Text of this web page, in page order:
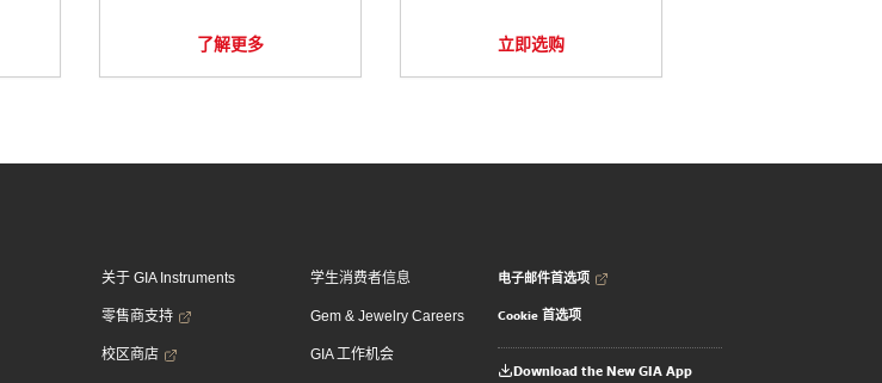
了解更多 立即选购
关于 GIA Instruments
零售商支持
校区商店
学生消费者信息
Gem & Jewelry Careers
GIA 工作机会
电子邮件首选项
Cookie 首选项
Download the New GIA App